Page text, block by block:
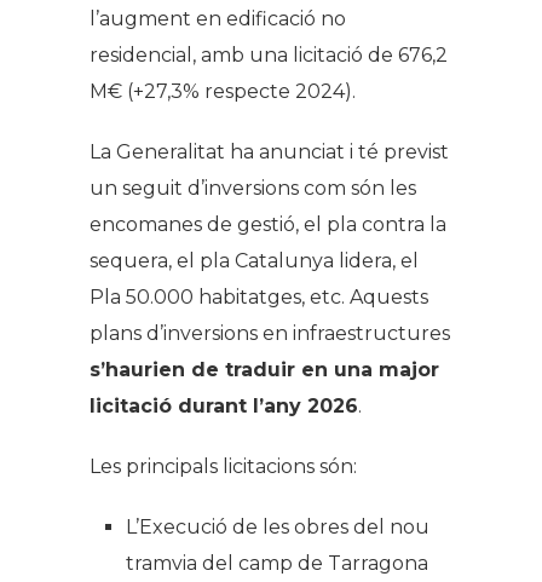
l’augment en edificació no
residencial, amb una licitació de 676,2
M€ (+27,3% respecte 2024).
La Generalitat ha anunciat i té previst
un seguit d’inversions com són les
encomanes de gestió, el pla contra la
sequera, el pla Catalunya lidera, el
Pla 50.000 habitatges, etc. Aquests
plans d’inversions en infraestructures
s’haurien de traduir en una major
licitació durant l’any 2026.
Les principals licitacions són:
L’Execució de les obres del nou
tramvia del camp de Tarragona